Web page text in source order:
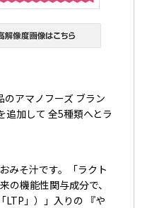
アマノフーズ ブラン
追加して 全5種類へとラ
みそ汁です。「ラクト
の機能性関与成分で、
LTP」）」入りの 『や